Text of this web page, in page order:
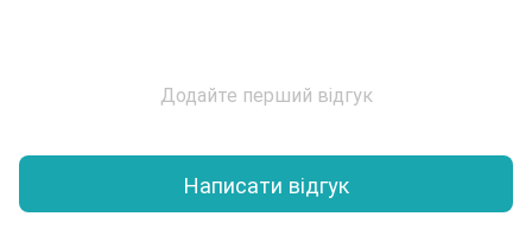
Додайте перший відгук
Написати відгук